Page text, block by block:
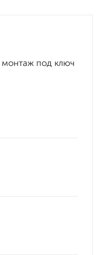
монтаж под ключ